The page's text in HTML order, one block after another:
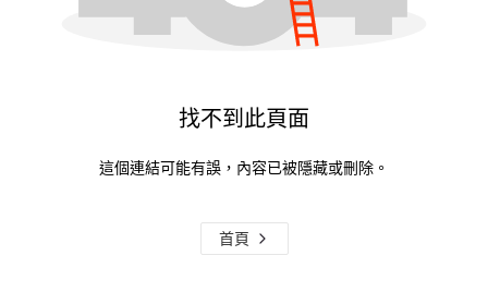
找不到此頁面
這個連結可能有誤，內容已被隱藏或刪除。
首頁